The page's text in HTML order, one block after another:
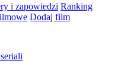
i zapowiedzi Ranking
Dodaj film